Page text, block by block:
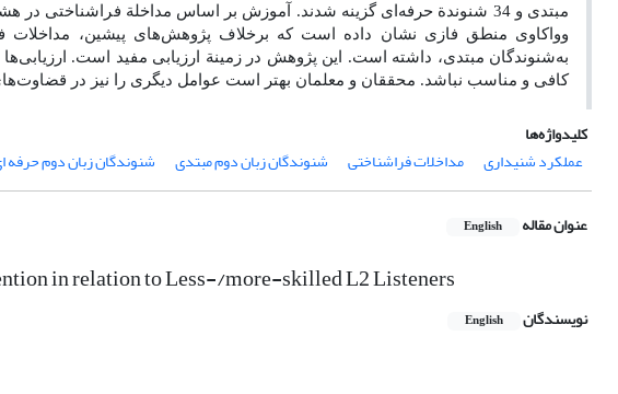
مبتدی و 34 شنوندة حرفه‌ای گزینه شدند. آموزش بر اساس مداخلة
وواکاوی منطق فازی نشان داده است که برخلاف پژوهش‌های پیشین، مداخلات
به‌شنوندگان مبتدی، داشته است. این پژوهش در زمینة ارزیابی مفید است.
کافی و مناسب نباشد. محققان و معلمان بهتر است عوامل دیگری را نیز در
کلیدواژه‌ها
عملکرد شنیداری
مداخلات فراشناختی شنوندگان زبان دوم مبتدی شنوندگان زبان دوم حرفه
عنوان مقاله English
in relation to Less-/more-skilled L2 Listeners
نویسندگان English